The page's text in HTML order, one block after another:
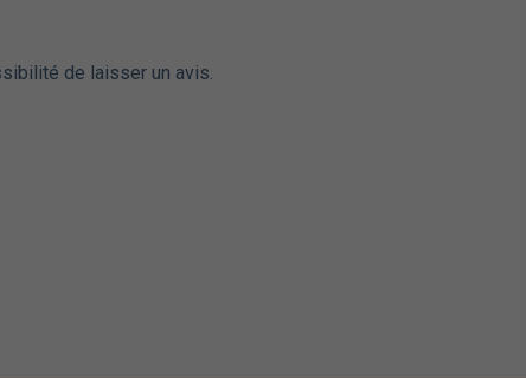
de laisser un avis.